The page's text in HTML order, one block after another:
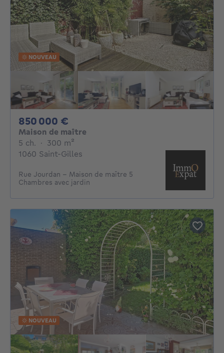
NOUVEAU
850 000 €
Maison de maître
5 ch. 5 chambres
· 300 m²
1060 Saint-Gilles
Rue Jourdan - Maison de maître 5
Chambres avec jardin
NOUVEAU